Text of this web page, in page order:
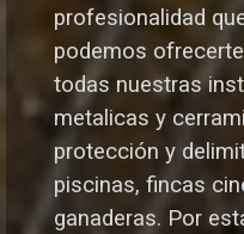
profesionalidad
podemos
todas nuestras
metalicas y
protección y
piscinas, fincas
ganaderas. Por